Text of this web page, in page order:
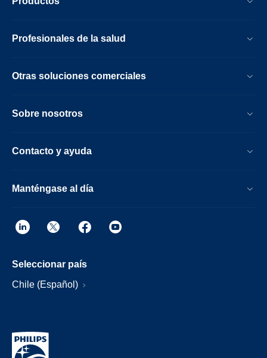
Profesionales de la salud
Otras soluciones comerciales
Sobre nosotros
Contacto y ayuda
Manténgase al día
Seleccionar país
Chile (Español)